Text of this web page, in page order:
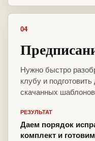
04
Нужно быстро
клубу и
скачанных
РЕЗУЛЬТАТ
Даем порядок
комплект и